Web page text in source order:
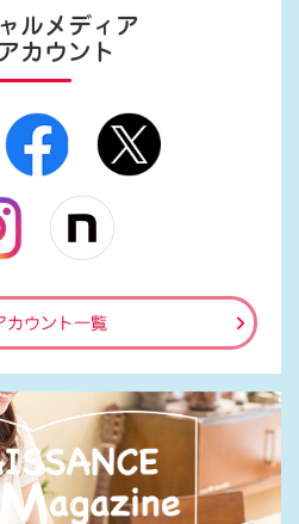
ルメディア
カウント
カウント一覧